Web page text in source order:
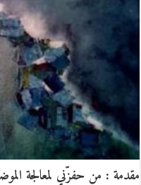
مقدمة : من حفزّني لمعالجة